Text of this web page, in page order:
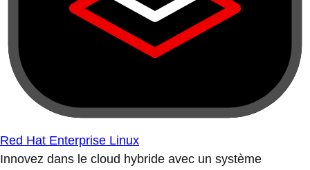
Red Hat Enterprise Linux
Innovez dans le cloud hybride avec un système